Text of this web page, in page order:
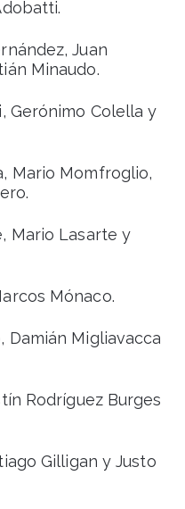
Juan
Minaudo.
Gerónimo Colella y
Mario Momfroglio,
Mario Lasarte y
Mónaco.
Damián Migliavacca
Rodríguez Burges
Gilligan y Justo